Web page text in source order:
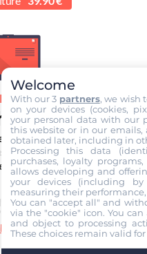
2
ligne. Je suis aidé par les
par Mister Codes, mon
l'examen théorique
! Je peux bénéficier du
(30€) grâce au
".
Welcome
With our 3 partners, we wish
on your devices (cookies,
your personal data with our
this website or in our emails,
obtained later, including in
Processing this data
purchases, loyalty
allows developing and
your devices (including
measuring their
You can "accept all" and
via the "cookie" icon. You
and object to processing
These choices remain valid